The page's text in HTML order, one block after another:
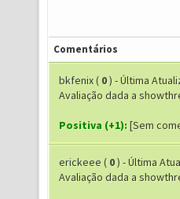
Comentários
bkfenix( 0) - Última
Avaliação dada a
Positiva (+1): [Sem
erickeee ( 0) - Última
Avaliação dada a